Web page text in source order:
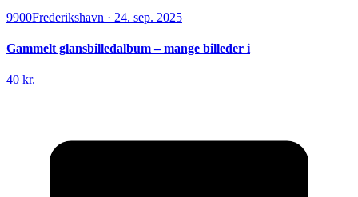
9900Frederikshavn · 24. sep. 2025
Gammelt glansbilledalbum – mange billeder i
40 kr.